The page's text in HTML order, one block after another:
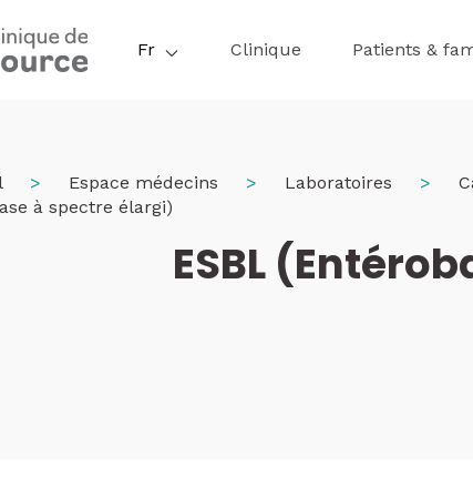
Fr Clinique Patients &
Espace médecins Laboratoires
à spectre élargi)
ESBL